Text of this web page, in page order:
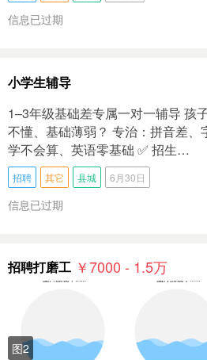
信息已过期
小学生辅导
1–3年级基础差专属一对一辅导 孩
不懂、基础薄弱？ 专治：拼音差、
学不会算、英语零基础 ✅ 招生…
招聘 其它 县城 6月30日
信息已过期
招聘打磨工 ￥7000 - 1.5万
图2